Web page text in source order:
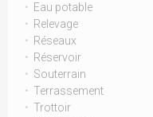
Eau potable
Relevage
Réseaux
Réservoir
Souterrain
Terrassement
Trottoir